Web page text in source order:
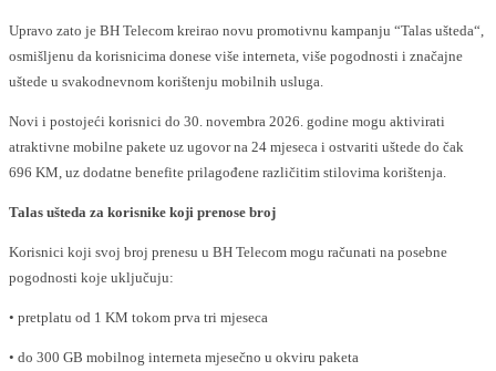
Upravo zato je BH Telecom kreirao novu promotivnu kampanju “Talas ušteda“,
osmišljenu da korisnicima donese više interneta, više pogodnosti i značajne
uštede u svakodnevnom korištenju mobilnih usluga.
Novi i postojeći korisnici do 30. novembra 2026. godine mogu aktivirati
atraktivne mobilne pakete uz ugovor na 24 mjeseca i ostvariti uštede do čak
696 KM, uz dodatne benefite prilagođene različitim stilovima korištenja.
Talas ušteda za korisnike koji prenose broj
Korisnici koji svoj broj prenesu u BH Telecom mogu računati na posebne
pogodnosti koje uključuju:
• pretplatu od 1 KM tokom prva tri mjeseca
• do 300 GB mobilnog interneta mjesečno u okviru paketa